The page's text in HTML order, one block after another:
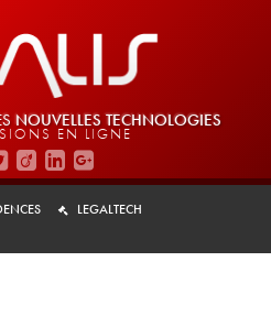
NOUVELLES TECHNOLOGIES
EN LIGNE
LEGALTECH